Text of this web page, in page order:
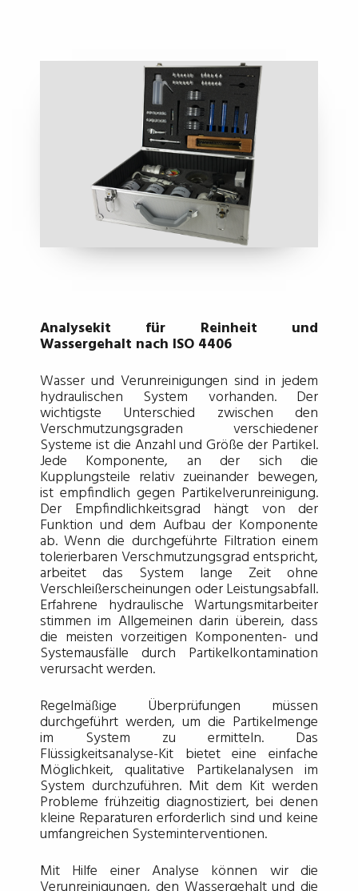
Analysekit für Reinheit und
Wassergehalt nach ISO 4406
Wasser und Verunreinigungen sind in jedem
hydraulischen System vorhanden. Der
wichtigste Unterschied zwischen den
Verschmutzungsgraden verschiedener
Systeme ist die Anzahl und Größe der Partikel.
Jede Komponente, an der sich die
Kupplungsteile relativ zueinander bewegen,
ist empfindlich gegen Partikelverunreinigung.
Der Empfindlichkeitsgrad hängt von der
Funktion und dem Aufbau der Komponente
ab. Wenn die durchgeführte Filtration einem
tolerierbaren Verschmutzungsgrad entspricht,
arbeitet das System lange Zeit ohne
Verschleißerscheinungen oder Leistungsabfall.
Erfahrene hydraulische Wartungsmitarbeiter
stimmen im Allgemeinen darin überein, dass
die meisten vorzeitigen Komponenten- und
Systemausfälle durch Partikelkontamination
verursacht werden.
Regelmäßige Überprüfungen müssen
durchgeführt werden, um die Partikelmenge
im System zu ermitteln. Das
Flüssigkeitsanalyse-Kit bietet eine einfache
Möglichkeit, qualitative Partikelanalysen im
System durchzuführen. Mit dem Kit werden
Probleme frühzeitig diagnostiziert, bei denen
kleine Reparaturen erforderlich sind und keine
umfangreichen Systeminterventionen.
Mit Hilfe einer Analyse können wir die